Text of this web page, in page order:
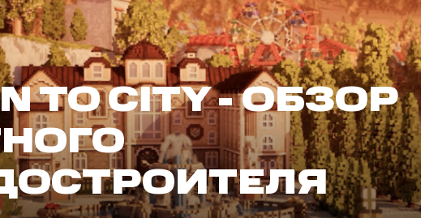
TO CITY - ОБЗОР